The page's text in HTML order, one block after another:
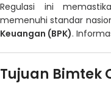
Regulasi ini
memenuhi standar
Keuangan (BPK).
Tujuan Bimtek